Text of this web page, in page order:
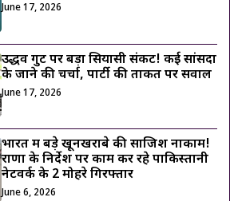
June 17, 2026
उद्धव गुट पर बड़ा सियासी संकट! कई सांसदों
के जाने की चर्चा, पार्टी की ताकत पर सवाल
June 17, 2026
भारत में बड़े खूनखराबे की साजिश नाकाम!
राणा के निर्देश पर काम कर रहे पाकिस्तानी
नेटवर्क के 2 मोहरे गिरफ्तार
June 6, 2026